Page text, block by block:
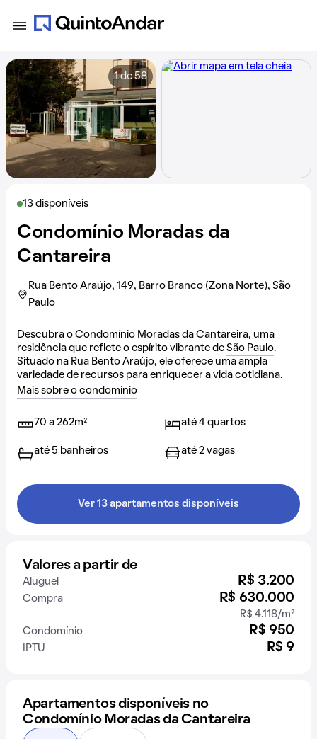
13 disponíveis
Condomínio Moradas da
Cantareira
Rua Bento Araújo, 149, Barro Branco (Zona Norte), São
Paulo
Descubra o Condomínio Moradas da Cantareira, uma
residência que reflete o espírito vibrante de São Paulo.
Situado na Rua Bento Araújo, ele oferece uma ampla
variedade de recursos para enriquecer a vida cotidiana.
Mais sobre o condomínio
70 a 262m² até 4 quartos
até 5 banheiros até 2 vagas
Ver 13 apartamentos disponíveis
Valores a partir de
Aluguel R$ 3.200
Compra R$ 630.000
R$ 4.118/m²
Condomínio
R$ 950
IPTU R$ 9
1 de 58
Apartamentos disponíveis no
Condomínio Moradas da Cantareira